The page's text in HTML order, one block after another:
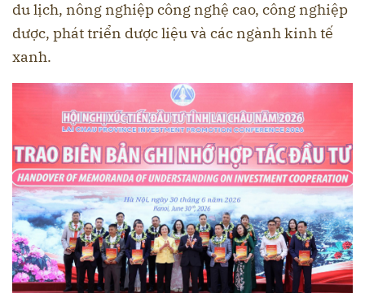
du lịch, nông nghiệp công nghệ cao, công nghiệp
dược, phát triển dược liệu và các ngành kinh tế
xanh.